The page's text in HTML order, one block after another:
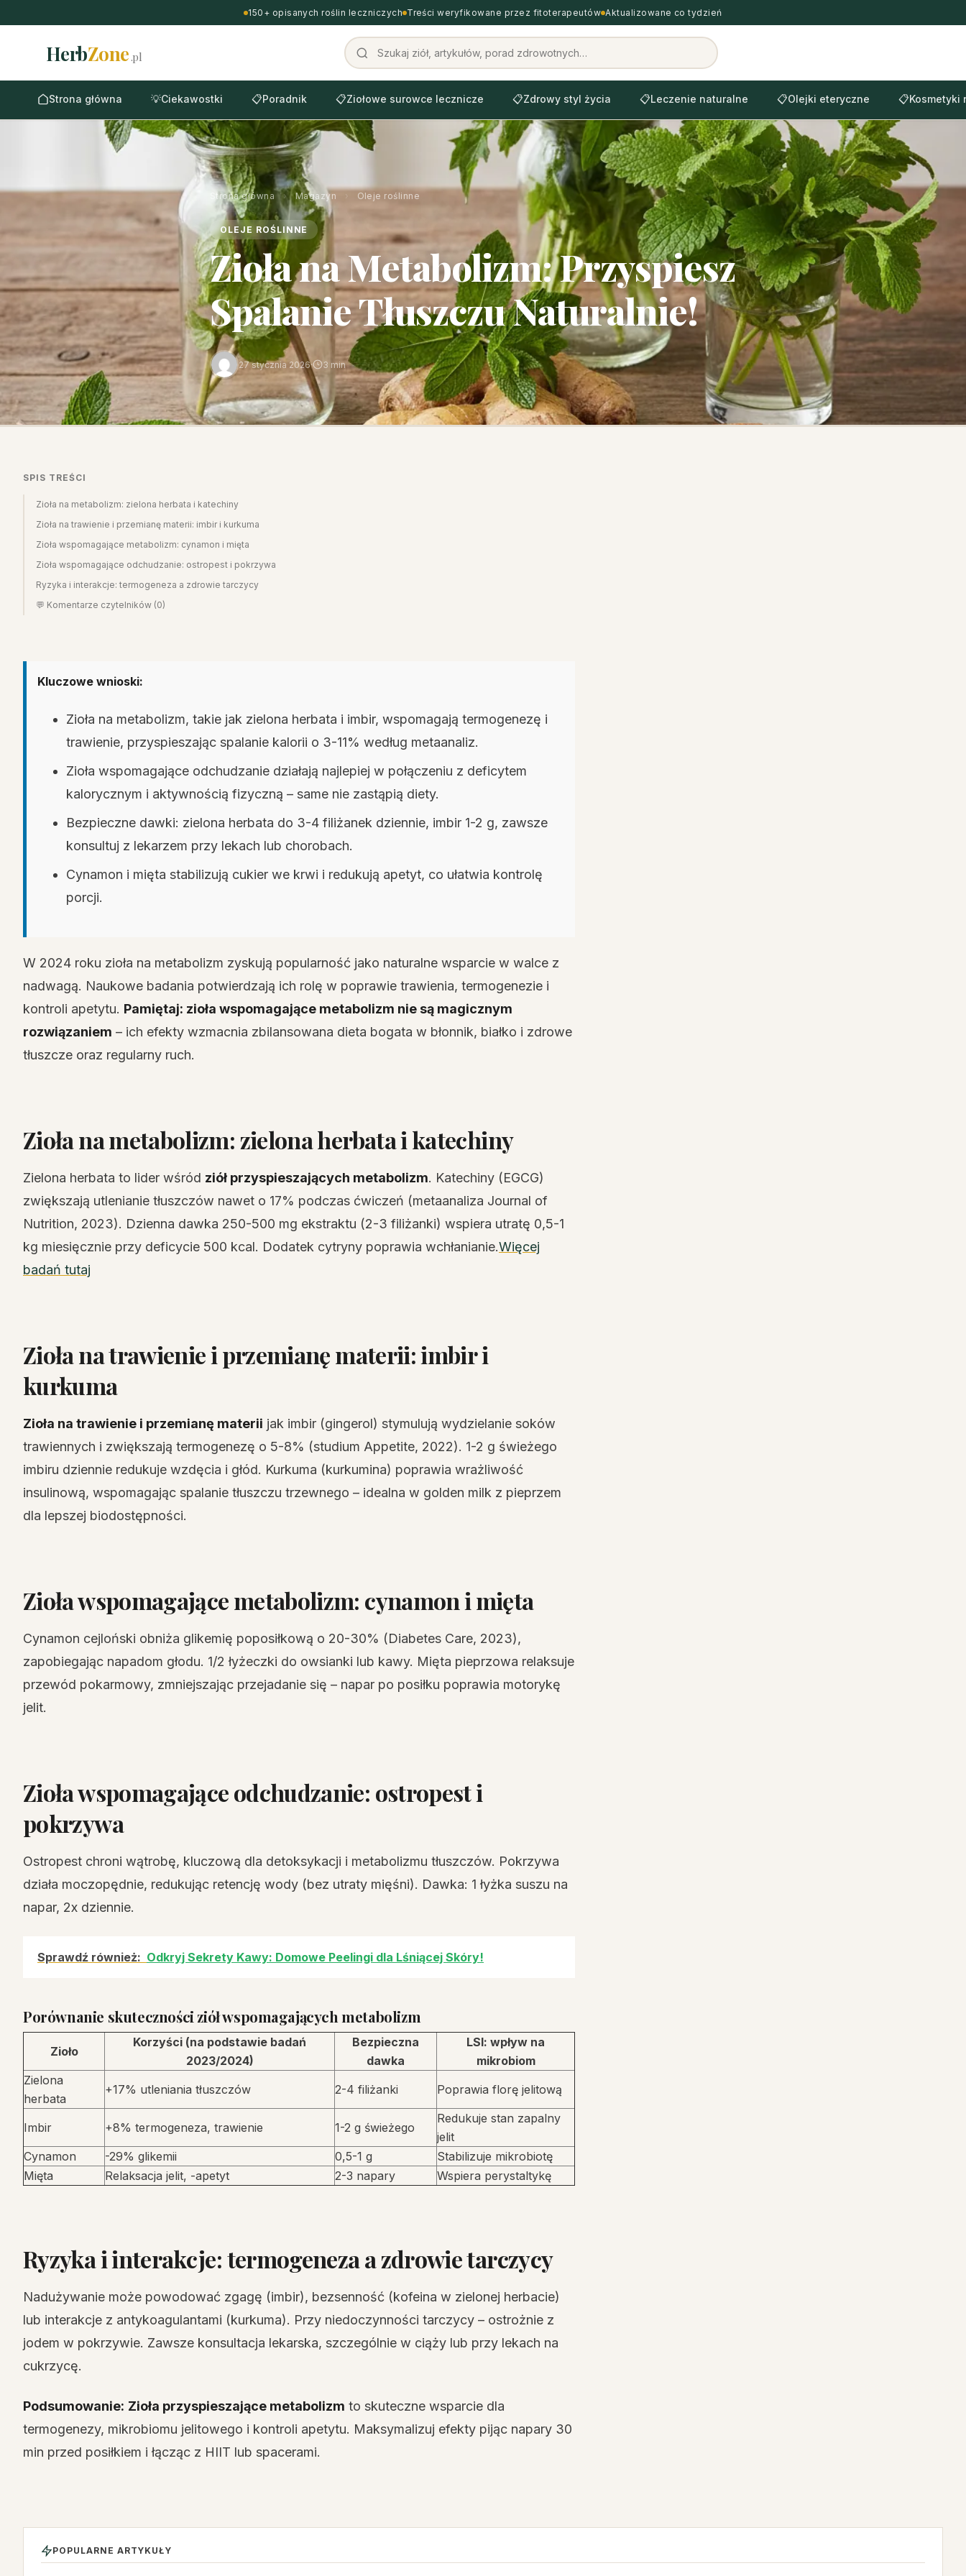
150+ opisanych roślin leczniczych Treści weryfikowane przez fitoterapeutów Aktualizowane co tydzień
HerbZone.pl
Strona główna 💡Ciekawostki 📋Poradnik 📋Ziołowe surowce lecznicze 📋Zdrowy styl życia 📋Leczenie naturalne 📋Olejki eteryczne 📋Kosmetyki
Strona główna › Magazyn › Oleje roślinne
OLEJE ROŚLINNE
Zioła na Metabolizm: Przyspiesz
Spalanie Tłuszczu Naturalnie!
27 stycznia 2026· 3 min
SPIS TREŚCI
Zioła na metabolizm: zielona herbata i katechiny
Zioła na trawienie i przemianę materii: imbir i kurkuma
Zioła wspomagające metabolizm: cynamon i mięta
Zioła wspomagające odchudzanie: ostropest i pokrzywa
Ryzyka i interakcje: termogeneza a zdrowie tarczycy
💬 Komentarze czytelników (0)
Kluczowe wnioski:
Zioła na metabolizm, takie jak zielona herbata i imbir, wspomagają termogenezę i
trawienie, przyspieszając spalanie kalorii o 3-11% według metaanaliz.
Zioła wspomagające odchudzanie działają najlepiej w połączeniu z deficytem
kalorycznym i aktywnością fizyczną – same nie zastąpią diety.
Bezpieczne dawki: zielona herbata do 3-4 filiżanek dziennie, imbir 1-2 g, zawsze
konsultuj z lekarzem przy lekach lub chorobach.
Cynamon i mięta stabilizują cukier we krwi i redukują apetyt, co ułatwia kontrolę
porcji.
W 2024 roku zioła na metabolizm zyskują popularność jako naturalne wsparcie w walce z
nadwagą. Naukowe badania potwierdzają ich rolę w poprawie trawienia, termogenezie i
kontroli apetytu. Pamiętaj: zioła wspomagające metabolizm nie są magicznym
rozwiązaniem – ich efekty wzmacnia zbilansowana dieta bogata w błonnik, białko i zdrowe
tłuszcze oraz regularny ruch.
Zioła na metabolizm: zielona herbata i katechiny
Zielona herbata to lider wśród ziół przyspieszających metabolizm. Katechiny (EGCG)
zwiększają utlenianie tłuszczów nawet o 17% podczas ćwiczeń (metaanaliza Journal of
Nutrition, 2023). Dzienna dawka 250-500 mg ekstraktu (2-3 filiżanki) wspiera utratę 0,5-1
kg miesięcznie przy deficycie 500 kcal. Dodatek cytryny poprawia wchłanianie.Więcej
badań tutaj
Zioła na trawienie i przemianę materii: imbir i
kurkuma
Zioła na trawienie i przemianę materii jak imbir (gingerol) stymulują wydzielanie soków
trawiennych i zwiększają termogenezę o 5-8% (studium Appetite, 2022). 1-2 g świeżego
imbiru dziennie redukuje wzdęcia i głód. Kurkuma (kurkumina) poprawia wrażliwość
insulinową, wspomagając spalanie tłuszczu trzewnego – idealna w golden milk z pieprzem
dla lepszej biodostępności.
Zioła wspomagające metabolizm: cynamon i mięta
Cynamon cejloński obniża glikemię poposiłkową o 20-30% (Diabetes Care, 2023),
zapobiegając napadom głodu. 1/2 łyżeczki do owsianki lub kawy. Mięta pieprzowa relaksuje
przewód pokarmowy, zmniejszając przejadanie się – napar po posiłku poprawia motorykę
jelit.
Zioła wspomagające odchudzanie: ostropest i
pokrzywa
Ostropest chroni wątrobę, kluczową dla detoksykacji i metabolizmu tłuszczów. Pokrzywa
działa moczopędnie, redukując retencję wody (bez utraty mięśni). Dawka: 1 łyżka suszu na
napar, 2x dziennie.
Sprawdź również: Odkryj Sekrety Kawy: Domowe Peelingi dla Lśniącej Skóry!
Porównanie skuteczności ziół wspomagających metabolizm
Zioło
Korzyści (na podstawie badań
2023/2024)
Bezpieczna
dawka
LSI: wpływ na
mikrobiom
Zielona
herbata
+17% utleniania tłuszczów 2-4 filiżanki Poprawia florę jelitową
Imbir +8% termogeneza, trawienie 1-2 g świeżego
Redukuje stan zapalny
jelit
Cynamon
-29% glikemii 0,5-1 g
Stabilizuje mikrobiotę
Mięta
Relaksacja jelit, -apetyt 2-3 napary Wspiera perystaltykę
Ryzyka i interakcje: termogeneza a zdrowie tarczycy
Nadużywanie może powodować zgagę (imbir), bezsenność (kofeina w zielonej herbacie)
lub interakcje z antykoagulantami (kurkuma). Przy niedoczynności tarczycy – ostrożnie z
jodem w pokrzywie. Zawsze konsultacja lekarska, szczególnie w ciąży lub przy lekach na
cukrzycę.
Podsumowanie: Zioła przyspieszające metabolizm to skuteczne wsparcie dla
termogenezy, mikrobiomu jelitowego i kontroli apetytu. Maksymalizuj efekty pijąc napary 30
min przed posiłkiem i łącząc z HIIT lub spacerami.
POPULARNE ARTYKUŁY